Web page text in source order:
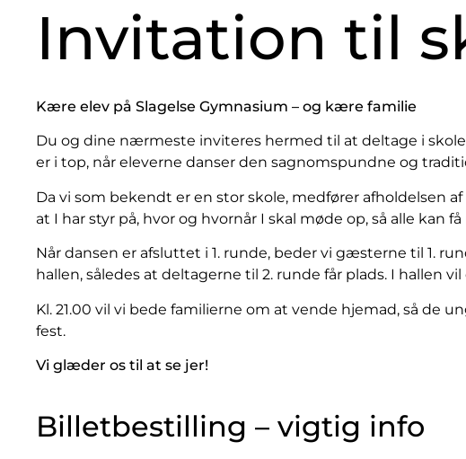
Invitation til
Kære elev på Slagelse Gymnasium – og kære familie
Du og dine nærmeste inviteres hermed til at deltage i
er i top, når eleverne danser den sagnomspundne og
Da vi som bekendt er en stor skole, medfører afholdelsen
at I har styr på, hvor og hvornår I skal møde op, så alle kan
Når dansen er afsluttet i 1. runde, beder vi gæsterne til 1.
hallen, således at deltagerne til 2. runde får plads. I hallen
Kl. 21.00 vil vi bede familierne om at vende hjemad, så de
fest.
Vi glæder os til at se jer!
Billetbestilling – vigtig info